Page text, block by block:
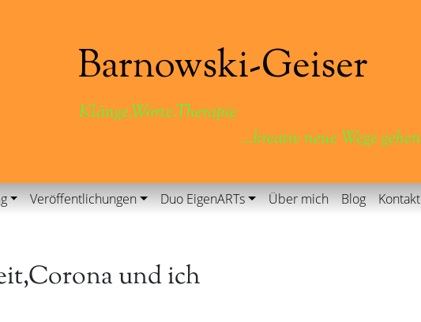
Klänge.Worte.Therapie
...kreativ neue Wege gehen
Veröffentlichungen Duo EigenARTs Über mich Blog Kontakt
und ich